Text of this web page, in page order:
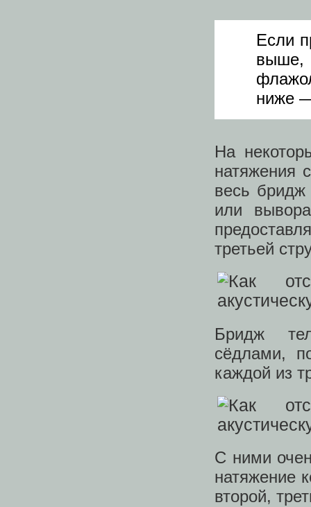
Если
ниже
На
натяжения
весь бридж
или
третьей
Бридж
сёдлами,
каждой из
С ними
натяжение
второй,